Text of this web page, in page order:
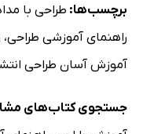
برچسب‌ها: طراحی با
راهنمای آموزشی طراحی،
آموزش آسان طراحی
جستجوی کتاب‌های